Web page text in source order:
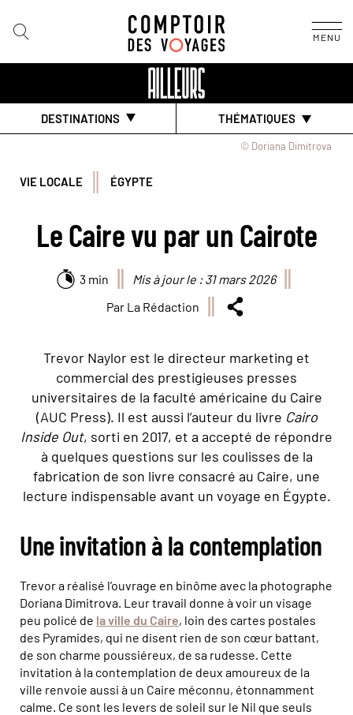
MENU
DESTINATIONS THÉMATIQUES
© Doriana Dimitrova
VIE LOCALE ÉGYPTE
Le Caire vu par un Cairote
3 min
Mis à jour le : 31 mars 2026
Par La Rédaction
Trevor Naylor est le directeur marketing et
commercial des prestigieuses presses
universitaires de la faculté américaine du Caire
(AUC Press). Il est aussi l’auteur du livre Cairo
Inside Out, sorti en 2017, et a accepté de répondre
à quelques questions sur les coulisses de la
fabrication de son livre consacré au Caire, une
lecture indispensable avant un voyage en Égypte.
Une invitation à la contemplation
Trevor a réalisé l’ouvrage en binôme avec la photographe
Doriana Dimitrova. Leur travail donne à voir un visage
peu policé de la ville du Caire, loin des cartes postales
des Pyramides, qui ne disent rien de son cœur battant,
de son charme poussiéreux, de sa rudesse. Cette
invitation à la contemplation de deux amoureux de la
ville renvoie aussi à un Caire méconnu, étonnamment
calme. Ce sont les levers de soleil sur le Nil que seuls